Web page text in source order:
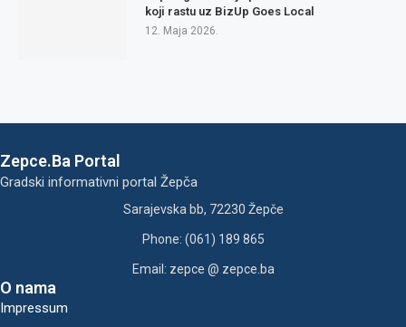
koji rastu uz BizUp Goes Local
12. Maja 2026.
Zepce.Ba Portal
Gradski informativni portal Žepča
Sarajevska bb, 72230 Žepče
Phone: (061) 189 865
Email: zepce @ zepce.ba
O nama
Impressum